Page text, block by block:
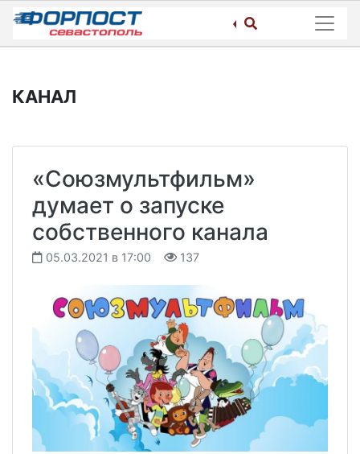
Skip
content
КАНАЛ
«Союзмультфильм»
думает о запуске
собственного канала
05.03.2021 в 17:00 137